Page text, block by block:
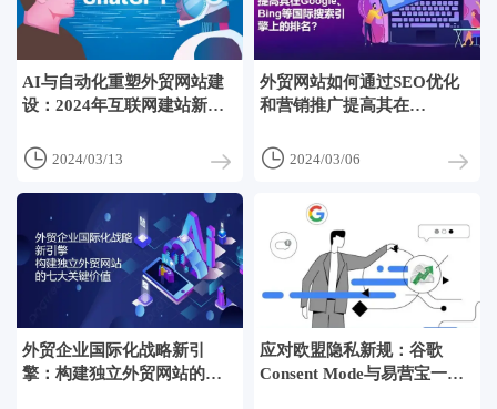
AI与自动化重塑外贸网站建
设：2024年互联网建站新趋
 2024/03/13
外贸网站如何通过SEO优化
和营销推广提高其在
擎上的排名?
 2024/03/06
外贸企业国际化战略新引
擎：构建独立外贸网站的七
应对欧盟隐私新规：谷歌
Consent Mode与易营宝一键